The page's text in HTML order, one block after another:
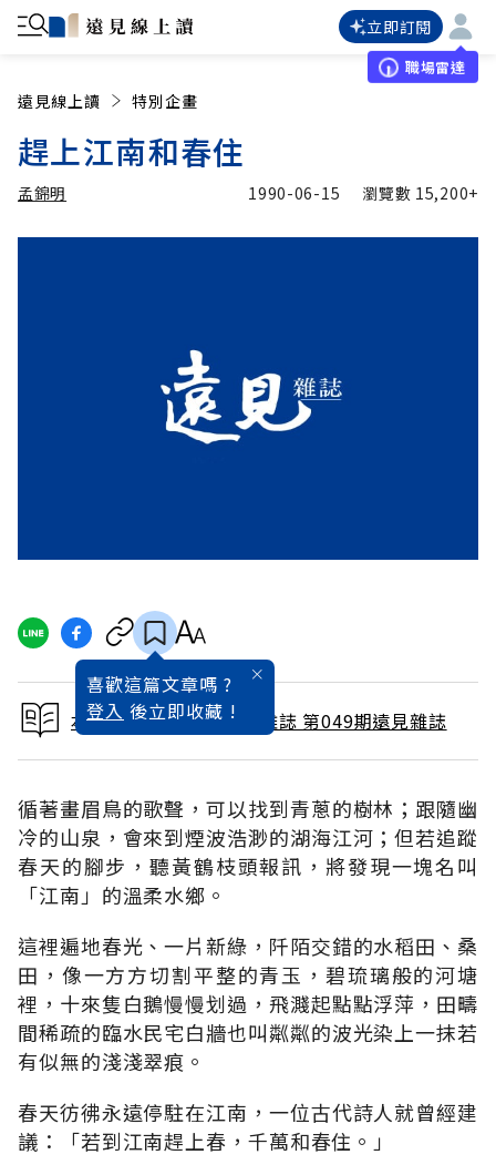
立即訂閱
職場雷達
遠見線上讀 特別企畫
趕上江南和春住
孟錦明 1990-06-15 瀏覽數 15,200+
喜歡這篇文章嗎 ?
登入 後立即收藏 !
本文出自 1990 / 7月號雜誌 第049期遠見雜誌
循著畫眉鳥的歌聲，可以找到青蔥的樹林；跟隨幽
冷的山泉，會來到煙波浩渺的湖海江河；但若追蹤
春天的腳步，聽黃鶴枝頭報訊，將發現一塊名叫
「江南」的溫柔水鄉。
這裡遍地春光、一片新綠，阡陌交錯的水稻田、桑
田，像一方方切割平整的青玉，碧琉璃般的河塘
裡，十來隻白鵝慢慢划過，飛濺起點點浮萍，田疇
間稀疏的臨水民宅白牆也叫粼粼的波光染上一抹若
有似無的淺淺翠痕。
春天彷彿永遠停駐在江南，一位古代詩人就曾經建
議：「若到江南趕上春，千萬和春住。」